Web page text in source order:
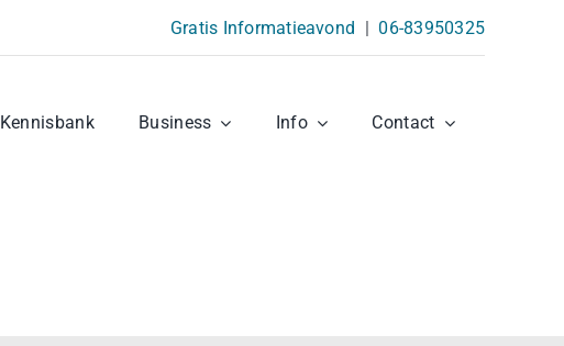
Gratis Informatieavond | 06-83950325
Kennisbank Business Info Contact